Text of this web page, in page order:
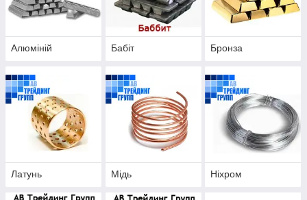
Алюміній Бабіт Бронза
Латунь Мідь Ніхром